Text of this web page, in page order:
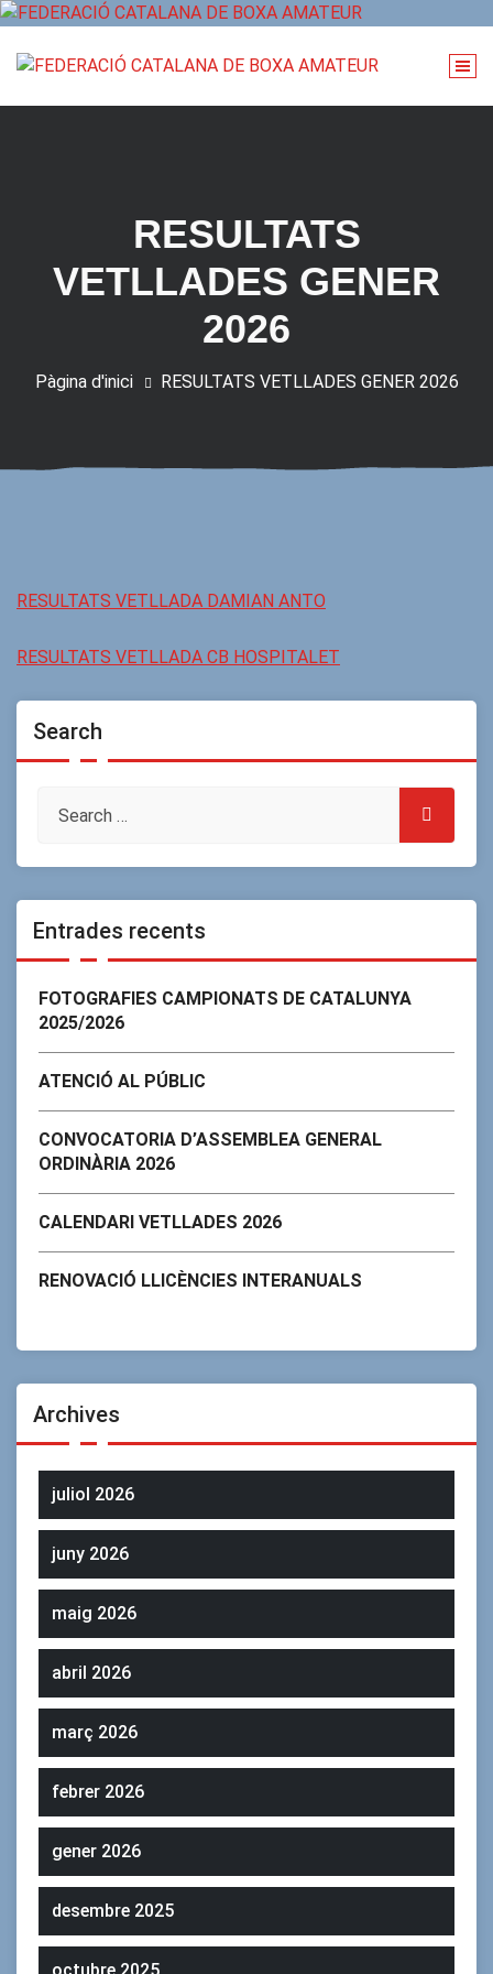
Vés
contingut
RESULTATS
VETLLADES GENER
2026
Pàgina d'inici RESULTATS VETLLADES GENER 2026
RESULTATS VETLLADA DAMIAN ANTO
RESULTATS VETLLADA CB HOSPITALET
Search
Entrades recents
FOTOGRAFIES CAMPIONATS DE CATALUNYA
2025/2026
ATENCIÓ AL PÚBLIC
CONVOCATORIA D’ASSEMBLEA GENERAL
ORDINÀRIA 2026
CALENDARI VETLLADES 2026
RENOVACIÓ LLICÈNCIES INTERANUALS
Archives
juliol 2026
juny 2026
maig 2026
abril 2026
març 2026
febrer 2026
gener 2026
desembre 2025